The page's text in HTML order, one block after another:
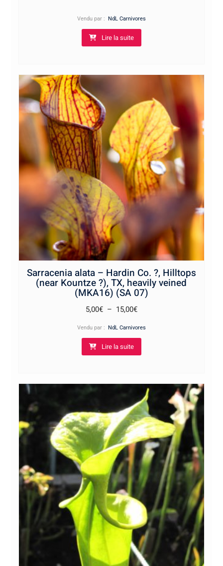
à
15,00€
Vendu par : NdL Carnivores
Lire la suite
Sarracenia alata – Hardin Co. ?, Hilltops
(near Kountze ?), TX, heavily veined
(MKA16) (SA 07)
5,00€ – 15,00€Plage
Vendu par : NdL Carnivores
Lire la suite